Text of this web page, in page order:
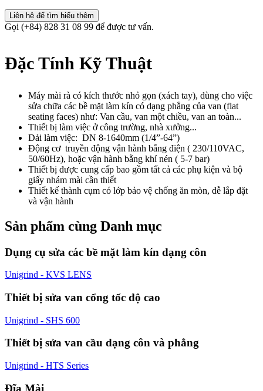
Liên hệ để tìm hiểu thêm
Gọi (+84) 828 31 08 99 để được tư vấn.
Đặc Tính Kỹ Thuật
Máy mài rà có kích thước nhỏ gọn (xách tay), dùng cho việc
sửa chữa các bề mặt làm kín có dạng phẳng của van (flat
seating faces) như: Van cầu, van một chiều, van an toàn...
Thiết bị làm việc ở công trường, nhà xưởng...
Dải làm việc: DN 8-1640mm (1/4”-64”)
Động cơ truyền động vận hành bằng điện ( 230/110VAC,
50/60Hz), hoặc vận hành bằng khí nén ( 5-7 bar)
Thiết bị được cung cấp bao gồm tất cả các phụ kiện và bộ
giấy nhám mài cần thiết
Thiết kế thành cụm có lớp bảo vệ chống ăn mòn, dễ lắp đặt
và vận hành
Sản phẩm cùng Danh mục
Dụng cụ sửa các bề mặt làm kín dạng côn
Unigrind - KVS LENS
Thiết bị sửa van cổng tốc độ cao
Unigrind - SHS 600
Thiết bị sửa van cầu dạng côn và phẳng
Unigrind - HTS Series
Đĩa Mài